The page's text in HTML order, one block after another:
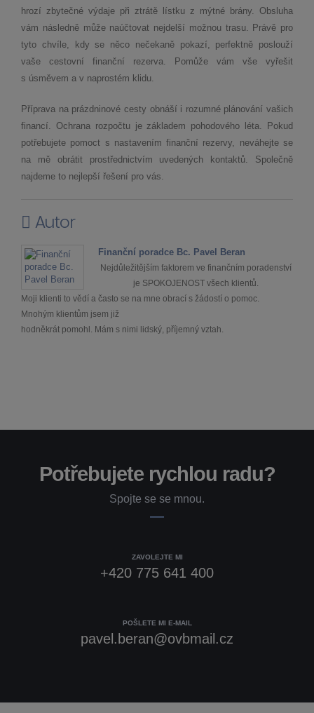
hrozí zbytečné výdaje při ztrátě lístku z mýtné brány. Obsluha
vám následně může naúčtovat nejdelší možnou trasu. Právě pro
tyto chvíle, kdy se něco nečekaně pokazí, perfektně poslouží
vaše cestovní finanční rezerva. Pomůže vám vše vyřešit
s úsměvem a v naprostém klidu.
Příprava na prázdninové cesty obnáší i rozumné plánování vašich
financí. Ochrana rozpočtu je základem pohodového léta. Pokud
potřebujete pomoct s nastavením finanční rezervy, neváhejte se
na mě obrátit prostřednictvím uvedených kontaktů. Společně
najdeme to nejlepší řešení pro vás.
Autor
Finanční poradce Bc. Pavel Beran
Nejdůležitějším faktorem ve finančním poradenství
je SPOKOJENOST všech klientů.
Moji klienti to vědí a často se na mne obrací s žádostí o pomoc.
Mnohým klientům jsem již
hodněkrát pomohl. Mám s nimi lidský, příjemný vztah.
Potřebujete rychlou radu?
Spojte se se mnou.
ZAVOLEJTE MI
+420 775 641 400
POŠLETE MI E-MAIL
pavel.beran@ovbmail.cz